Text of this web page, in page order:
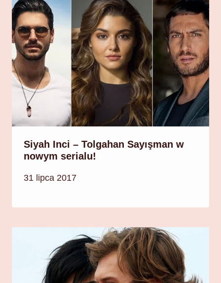
Siyah Inci – Tolgahan Sayışman w
nowym serialu!
31 lipca 2017